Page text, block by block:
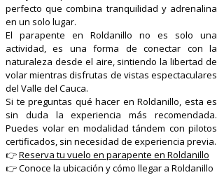
perfecto que combina tranquilidad y adrenalina
en un solo lugar.
El parapente en Roldanillo no es solo una
actividad, es una forma de conectar con la
naturaleza desde el aire, sintiendo la libertad de
volar mientras disfrutas de vistas espectaculares
del Valle del Cauca.
Si te preguntas qué hacer en Roldanillo, esta es
sin duda la experiencia más recomendada.
Puedes volar en modalidad tándem con pilotos
certificados, sin necesidad de experiencia previa.
👉Reserva tu vuelo en parapente en Roldanillo
👉 Conoce la ubicación y cómo llegar a Roldanillo